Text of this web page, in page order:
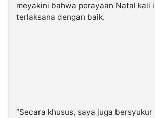
meyakini bahwa perayaan Natal kali
terlaksana dengan baik.
“Secara khusus, saya juga